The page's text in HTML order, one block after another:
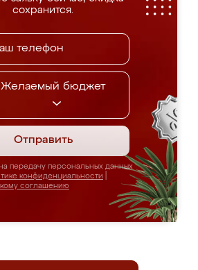
сохранится.
Желаемый бюджет
Отправить
передачу персональных данных
конфиденциальности
соглашению